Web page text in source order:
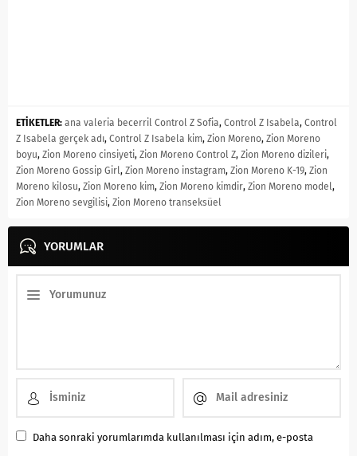
ETİKETLER: ana valeria becerril Control Z Sofia, Control Z Isabela, Control
Z Isabela gerçek adı, Control Z Isabela kim, Zion Moreno, Zion Moreno
boyu, Zion Moreno cinsiyeti, Zion Moreno Control Z, Zion Moreno dizileri,
Zion Moreno Gossip Girl, Zion Moreno instagram, Zion Moreno K-19, Zion
Moreno kilosu, Zion Moreno kim, Zion Moreno kimdir, Zion Moreno model,
Zion Moreno sevgilisi, Zion Moreno transeksüel
YORUMLAR
Daha sonraki yorumlarımda kullanılması için adım, e-posta